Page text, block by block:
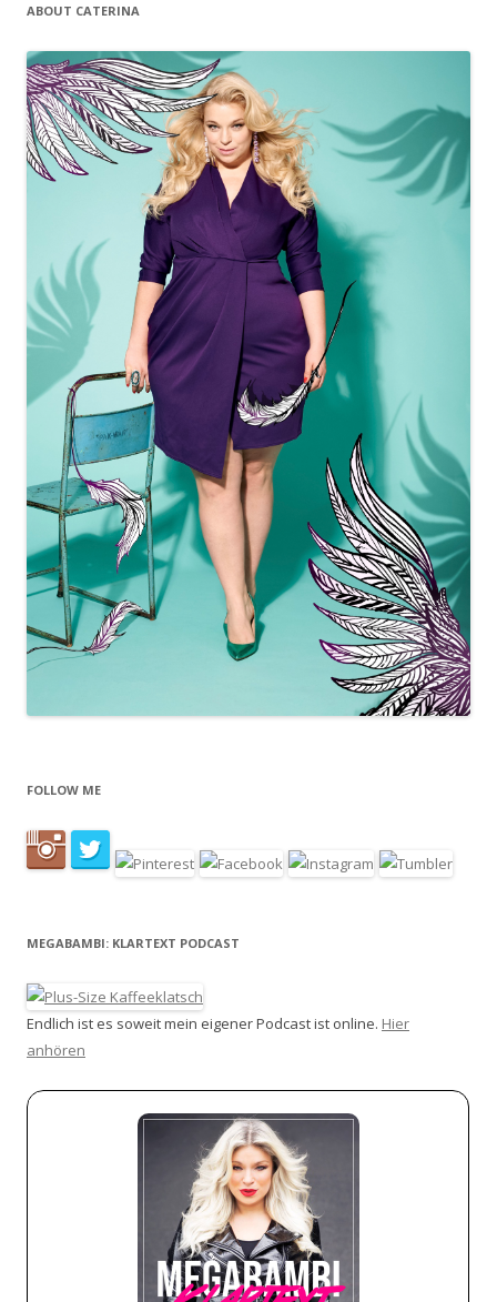
ABOUT CATERINA
FOLLOW ME
MEGABAMBI: KLARTEXT PODCAST
Endlich ist es soweit mein eigener Podcast ist online. Hier
anhören